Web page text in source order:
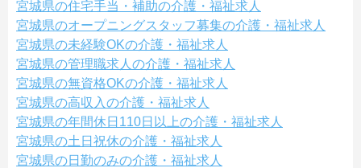
宮城県の住宅手当・補助の介護・福祉求人
宮城県のオープニングスタッフ募集の介護・福祉求人
宮城県の未経験OKの介護・福祉求人
宮城県の管理職求人の介護・福祉求人
宮城県の無資格OKの介護・福祉求人
宮城県の高収入の介護・福祉求人
宮城県の年間休日110日以上の介護・福祉求人
宮城県の土日祝休の介護・福祉求人
宮城県の日勤のみの介護・福祉求人